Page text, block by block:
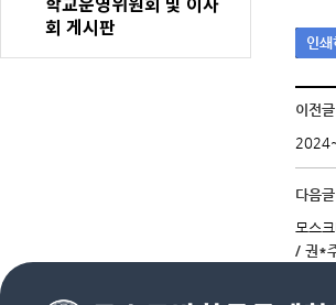
학교운영위원회 및 이사
회 게시판
인쇄
이전글
다음글
모스
/ 권*